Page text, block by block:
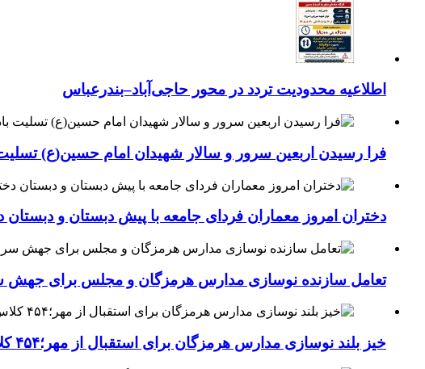
اطلاعیه محدودیت تردد در محور حاجی‌آباد–بندرعباس
فرا رسیدن اربعین سرور و سالار شهیدان امام حسین(ع)
دختران امروز معماران فردای جامعه با پیش دبستان و دبستان
تعامل سازنده نوسازی مدارس هرمزگان و مجلس برای جهش سرانه آموزشی
خیز بلند نوسازی مدارس هرمزگان برای استقبال از مهر؛۴۵۴ کلاس درس جدید به فضای آموزشی استان افزوده می‌شود